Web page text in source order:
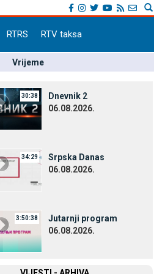
RTRS RTV taksa
Vrijeme
30:38
Dnevnik 2
06.08.2026.
34:29
Srpska Danas
06.08.2026.
3:50:38
Јutarnji program
06.08.2026.